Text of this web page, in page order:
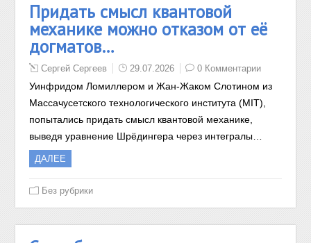
Придать смысл квантовой
механике можно отказом от её
догматов…
Сергей Сергеев 29.07.2026 0 Комментарии
Уинфридом Ломиллером и Жан-Жаком Слотином из
Массачусетского технологического института (MIT),
попытались придать смысл квантовой механике,
выведя уравнение Шрёдингера через интегралы…
ДАЛЕЕ
Без рубрики